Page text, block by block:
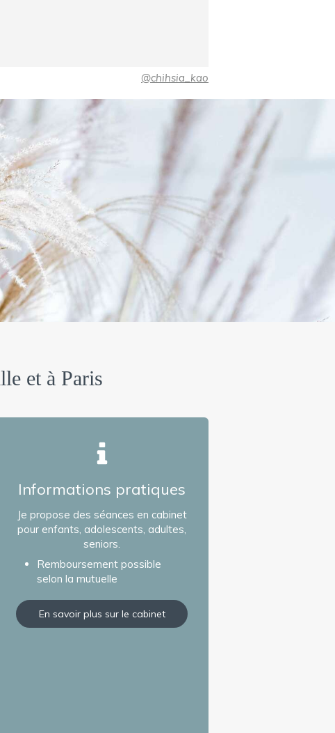
@chihsia_kao
et à Paris
Informations pratiques
Je propose des séances en cabinet
pour enfants, adolescents, adultes,
seniors.
Remboursement possible
selon la mutuelle
En savoir plus sur le cabinet